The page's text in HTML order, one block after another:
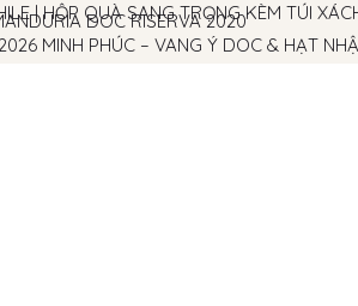
DOC RISERVA 2020
MINH PHÚC – VANG Ý DOC & HẠT